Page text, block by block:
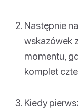
Następnie
wskazówek
momentu,
komplet
Kiedy